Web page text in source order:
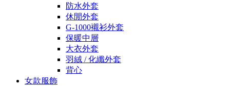
防水外套
休閒外套
G-1000襯衫外套
保暖中層
大衣外套
羽絨 / 化纖外套
背心
女款服飾